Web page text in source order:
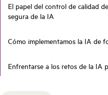
El papel del control de calidad
segura de la IA
Cómo implementamos la IA de
Enfrentarse a los retos de la IA